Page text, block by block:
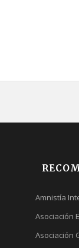
Amnistía
Asociación
Asociación